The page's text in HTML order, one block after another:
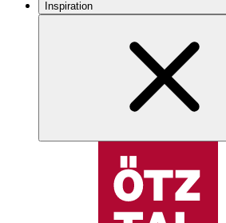
Inspiration